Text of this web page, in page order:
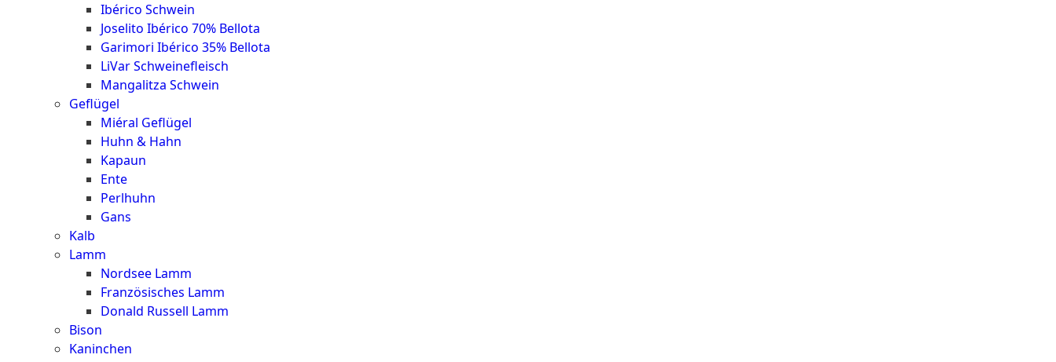
Ibérico Schwein
Joselito Ibérico 70% Bellota
Garimori Ibérico 35% Bellota
LiVar Schweinefleisch
Mangalitza Schwein
Geflügel
Miéral Geflügel
Huhn & Hahn
Kapaun
Ente
Perlhuhn
Gans
Kalb
Lamm
Nordsee Lamm
Französisches Lamm
Donald Russell Lamm
Bison
Kaninchen